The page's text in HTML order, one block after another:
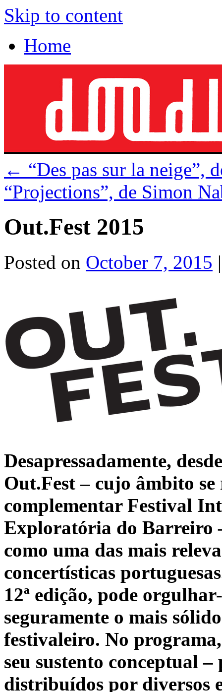
Skip to content
Home
← “Des pas sur la neige”,
“Projections”, de Simon
Out.Fest 2015
Posted on October 7, 2015 |
Desapressadamente,
Out.Fest – cujo âmbito
complementar Festival
Exploratória do Barreiro
como uma das mais
concertísticas
12ª edição, pode
seguramente o mais
festivaleiro. No
seu sustento conceptual
distribuídos por diversos